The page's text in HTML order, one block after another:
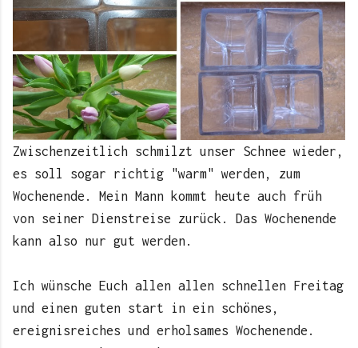
Zwischenzeitlich schmilzt unser Schnee wieder,
es soll sogar richtig "warm" werden, zum
Wochenende. Mein Mann kommt heute auch früh
von seiner Dienstreise zurück. Das Wochenende
kann also nur gut werden.
Ich wünsche Euch allen allen schnellen Freitag
und einen guten start in ein schönes,
ereignisreiches und erholsames Wochenende.